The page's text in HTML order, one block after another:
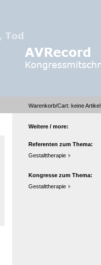
Warenkorb/Cart: keineArtikel
Weitere / more:
Referenten zum Thema:
Gestalttherapie
Kongresse zum Thema:
Gestalttherapie